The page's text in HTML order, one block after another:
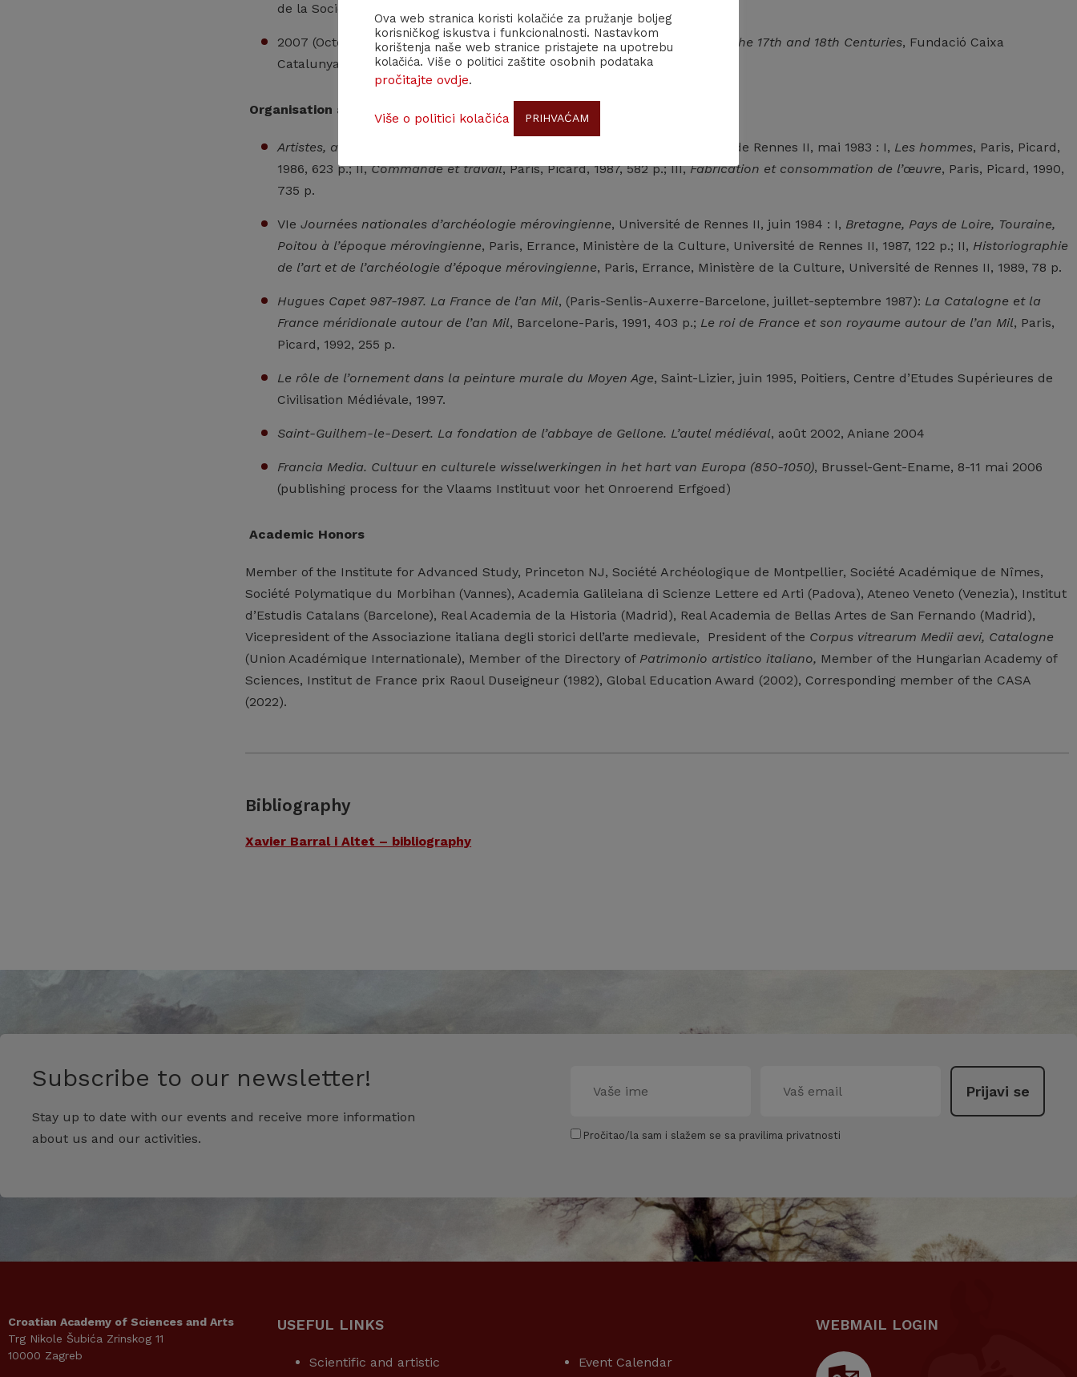
de la Société Archéologique (catalogue)
2007 (October) – 2008 (January):Passion and Commerce. Art in Venice in the 17th and 18th Centuries, Fundació Caixa
Catalunya. La Pedrera, Barcelone (catalogue)
Organisation and editing of international colloquia
Artistes, artisans et production artistique au Moyen Age , CNRS-Université de Rennes II, mai 1983 : I, Les hommes, Paris, Picard,
1986, 623 p.; II,Commande et travail, Paris, Picard, 1987, 582 p.; III,Fabrication et consommation de l’œuvre, Paris, Picard, 1990,
735 p.
VIeJournées nationales d’archéologie mérovingienne, Université de Rennes II, juin 1984 : I, Bretagne, Pays de Loire, Touraine,
Poitou à l’époque mérovingienne, Paris, Errance, Ministère de la Culture, Université de Rennes II, 1987, 122 p.; II, Historiographie
de l’art et de l’archéologie d’époque mérovingienne, Paris, Errance, Ministère de la Culture, Université de Rennes II, 1989, 78 p.
Hugues Capet 987-1987. La France de l’an Mil, (Paris-Senlis-Auxerre-Barcelone, juillet-septembre 1987): La Catalogne et la
France méridionale autour de l’an Mil, Barcelone-Paris, 1991, 403 p.; Le roi de France et son royaume autour de l’an Mil, Paris,
Picard, 1992, 255 p.
Le rôle de l’ornement dans la peinture murale du Moyen Age, Saint-Lizier, juin 1995, Poitiers, Centre d’Etudes Supérieures de
Civilisation Médiévale, 1997.
Saint-Guilhem-le-Desert. La fondation de l’abbaye de Gellone. L’autel médiéval, août 2002, Aniane 2004
Francia Media. Cultuur en culturele wisselwerkingen in het hart van Europa (850-1050), Brussel-Gent-Ename, 8-11 mai 2006
(publishing process for the Vlaams Instituut voor het Onroerend Erfgoed)
Academic Honors
Member of the Institute for Advanced Study, Princeton NJ, Société Archéologique de Montpellier, Société Académique de Nîmes,
Société Polymatique du Morbihan (Vannes), Academia Galileiana di Scienze Lettere ed Arti (Padova), Ateneo Veneto (Venezia), Institut
d’Estudis Catalans (Barcelone), Real Academia de la Historia (Madrid), Real Academia de Bellas Artes de San Fernando (Madrid),
Vicepresident of the Associazione italiana degli storici dell’arte medievale, President of the Corpus vitrearum Medii aevi, Catalogne
(Union Académique Internationale), Member of the Directory of Patrimonio artistico italiano, Member of the Hungarian Academy of
Sciences, Institut de France prix Raoul Duseigneur (1982), Global Education Award (2002), Corresponding member of the CASA
(2022).
Bibliography
Xavier Barral i Altet – bibliography
Subscribe to our newsletter!
Stay up to date with our events and receive more information
about us and our activities.
Pročitao/la sam i slažem se sa pravilima privatnosti
Croatian Academy of Sciences and Arts
Trg Nikole Šubića Zrinskog 11
10000 Zagreb
USEFUL LINKS
Scientific and artistic
Event Calendar
WEBMAIL LOGIN
Ova web stranica koristi kolačiće za pružanje boljeg
korisničkog iskustva i funkcionalnosti. Nastavkom
korištenja naše web stranice pristajete na upotrebu
kolačića. Više o politici zaštite osobnih podataka
pročitajte ovdje.
Više o politici kolačića PRIHVAĆAM